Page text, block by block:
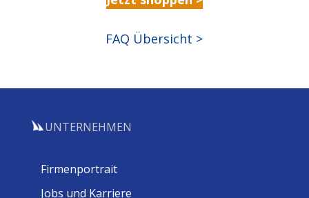
FAQ Übersicht >
UNTERNEHMEN
Firmenportrait
Jobs und Karriere